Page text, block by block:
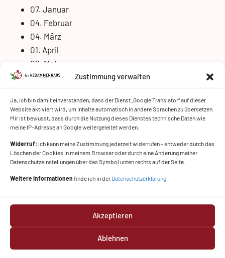
Zustimmung verwalten
Ja, ich bin damit einverstanden, dass der Dienst „Google Translator“ auf dieser
Website aktiviert wird, um Inhalte automatisch in andere Sprachen zu übersetzen.
Mir ist bewusst, dass durch die Nutzung dieses Dienstes technische Daten wie
meine IP-Adresse an Google weitergeleitet werden.
Widerruf: Ich kann meine Zustimmung jederzeit widerrufen – entweder durch das
Löschen der Cookies in meinem Browser oder durch eine Änderung meiner
Datenschutzeinstellungen über das Symbol unten rechts auf der Seite.
Weitere Informationen finde ich in der Datenschutzerklärung
Akzeptieren
Ablehnen
07. Januar
04. Februar
04. März
01. April
06. Mai
03. Juni
2. September
Kosten: € 15,- pro Familie
Hier finden Mamas und Schwangere Raum für
Erfahrungsaustausch und Unterstützung rund ums
Stillen und Beikost.